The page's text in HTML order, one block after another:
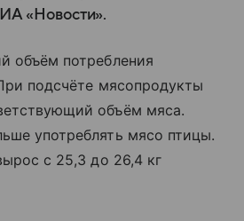
«Новости».
объём потребления
подсчёте мясопродукты
объём мяса.
употреблять мясо птицы.
с 25,3 до 26,4 кг